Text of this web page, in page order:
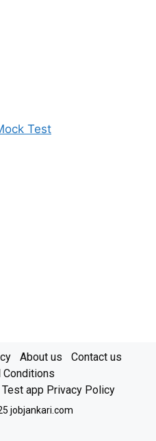
Test
About us
Contact us
Conditions
app Privacy Policy
jobjankari.com